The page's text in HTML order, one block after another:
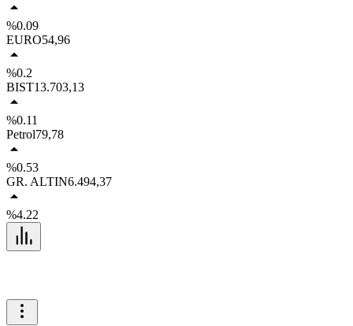
%0.09
EURO54,96
%0.2
BIST13.703,13
%0.11
Petrol79,78
%0.53
GR. ALTIN6.494,37
%4.22